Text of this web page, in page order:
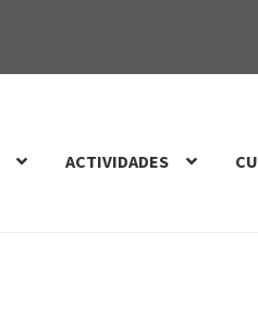
ACTIVIDADES